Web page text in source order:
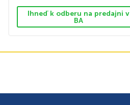
Ihneď k odberu na predajni v
BA